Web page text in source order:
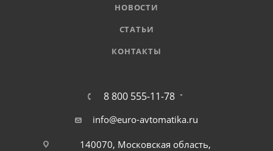
НОВОСТИ
СТАТЬИ
КОНТАКТЫ
8 800 555-11-78
info@euro-avtomatika.ru
140070, Московская область,